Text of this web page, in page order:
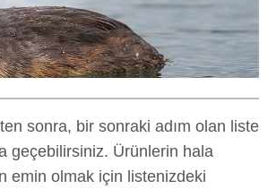
sonra, bir sonraki adım olan liste
geçebilirsiniz. Ürünlerin hala
emin olmak için listenizdeki